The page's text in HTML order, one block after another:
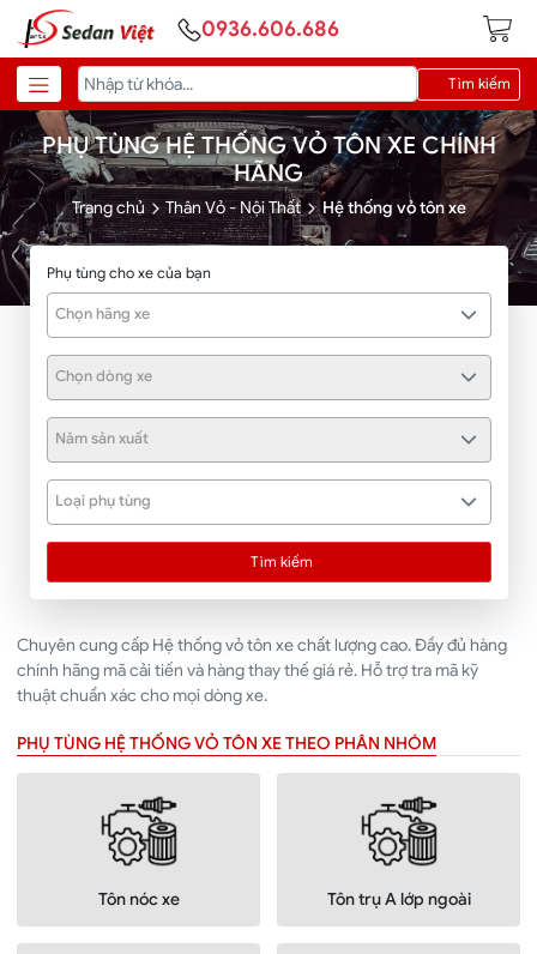
0936.606.686
Tìm kiếm
PHỤ TÙNG HỆ THỐNG VỎ TÔN XE CHÍNH
HÃNG
Trang chủ Thân Vỏ - Nội Thất Hệ thống vỏ tôn xe
Phụ tùng cho xe của bạn
Chọn hãng xe
Chọn dòng xe
Năm sản xuất
Loại phụ tùng
Tìm kiếm
Chuyên cung cấp Hệ thống vỏ tôn xe chất lượng cao. Đầy đủ hàng
chính hãng mã cải tiến và hàng thay thế giá rẻ. Hỗ trợ tra mã kỹ
thuật chuẩn xác cho mọi dòng xe.
PHỤ TÙNG HỆ THỐNG VỎ TÔN XE THEO PHÂN NHÓM
Tôn nóc xe Tôn trụ A lớp ngoài